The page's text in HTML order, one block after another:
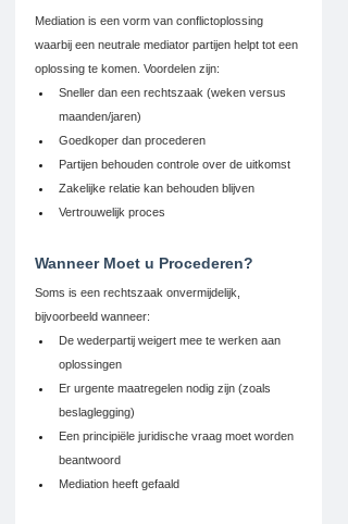
Mediation is een vorm van conflictoplossing
waarbij een neutrale mediator partijen helpt tot een
oplossing te komen. Voordelen zijn:
Sneller dan een rechtszaak (weken versus
maanden/jaren)
Goedkoper dan procederen
Partijen behouden controle over de uitkomst
Zakelijke relatie kan behouden blijven
Vertrouwelijk proces
Wanneer Moet u Procederen?
Soms is een rechtszaak onvermijdelijk,
bijvoorbeeld wanneer:
De wederpartij weigert mee te werken aan
oplossingen
Er urgente maatregelen nodig zijn (zoals
beslaglegging)
Een principiële juridische vraag moet worden
beantwoord
Mediation heeft gefaald